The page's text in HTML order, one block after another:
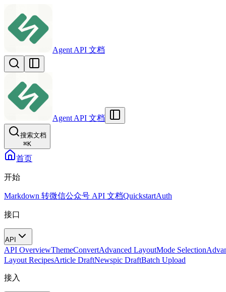
Agent API 文档
Agent API 文档
搜索文档
⌘K
首页
开始
Markdown 转微信公众号 API 文档QuickstartAuth
接口
API
API OverviewThemeConvertAdvanced LayoutMode Selection
Layout RecipesArticle DraftNewspic DraftBatch Upload
接入